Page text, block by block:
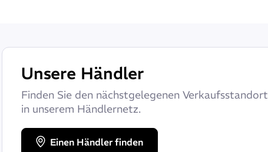
Unsere Händler
Finden Sie den nächstgelegenen Verkaufsstandort
in unserem Händlernetz.
Einen Händler finden